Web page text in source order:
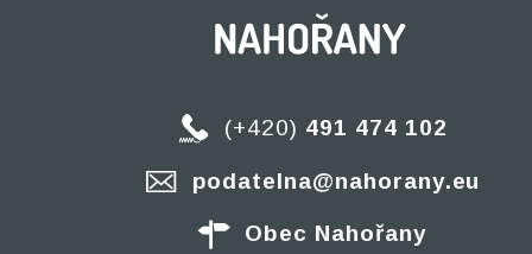
(+420) 491 474 102
podatelna@nahorany.eu
Obec Nahořany